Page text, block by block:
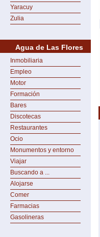
Yaracuy
Zulia
Agua de Las Flores
Inmobiliaria
Empleo
Motor
Formación
Bares
Discotecas
Restaurantes
Ocio
Monumentos y entorno
Viajar
Buscando a ...
Alojarse
Comer
Farmacias
Gasolineras